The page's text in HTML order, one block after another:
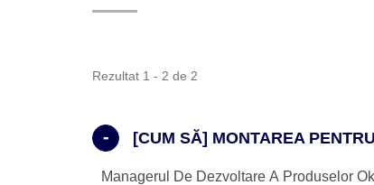
Rezultat 1 - 2 de 2
[CUM SĂ] MONTAREA
Managerul De Dezvoltare A Produselor